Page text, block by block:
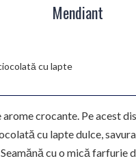
Mendiant
cu lapte
crocante. Pe acest
cu lapte dulce,
cu o mică farfurie